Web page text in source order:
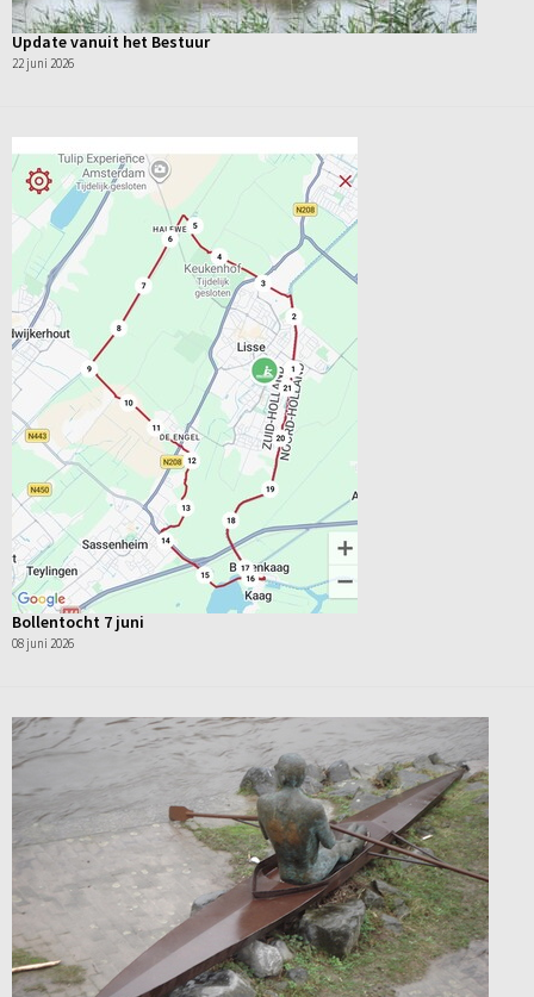
Update vanuit het Bestuur
22 juni 2026
Bollentocht 7 juni
08 juni 2026